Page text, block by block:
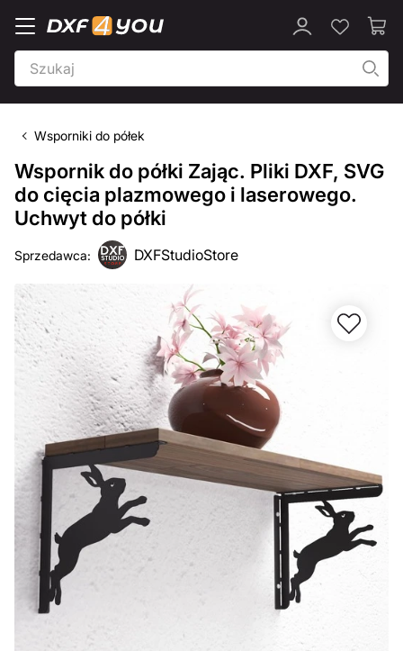
Wsporniki do półek
Wspornik do półki Zając. Pliki DXF, SVG
do cięcia plazmowego i laserowego.
Uchwyt do półki
Sprzedawca: DXFStudioStore